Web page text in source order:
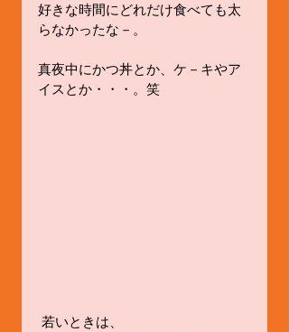
好きな時間にどれだけ食べても太
らなかったな－。
真夜中にかつ丼とか、ケ－キやア
イスとか・・・。笑
若いときは、